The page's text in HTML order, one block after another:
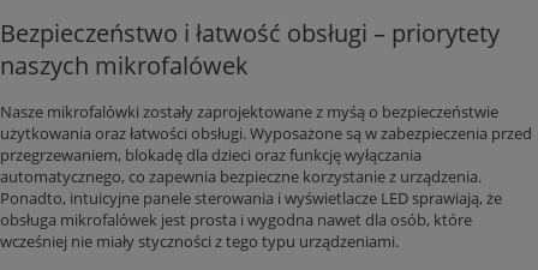
Bezpieczeństwo i łatwość obsługi – priorytety
naszych mikrofalówek
Nasze mikrofalówki zostały zaprojektowane z myśą o bezpieczeństwie
użytkowania oraz łatwości obsługi. Wyposażone są w zabezpieczenia przed
przegrzewaniem, blokadę dla dzieci oraz funkcję wyłączania
automatycznego, co zapewnia bezpieczne korzystanie z urządzenia.
Ponadto, intuicyjne panele sterowania i wyświetlacze LED sprawiają, że
obsługa mikrofalówek jest prosta i wygodna nawet dla osób, które
wcześniej nie miały styczności z tego typu urządzeniami.